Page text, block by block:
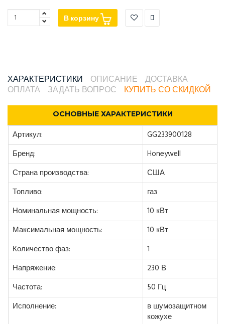
В корзину
ХАРАКТЕРИСТИКИ ОПИСАНИЕ
ДОСТАВКА
ОПЛАТА
ЗАДАТЬ ВОПРОС КУПИТЬ СО СКИДКОЙ
ОСНОВНЫЕ ХАРАКТЕРИСТИКИ
Артикул:
GG233900128
Бренд:
Honeywell
Страна производства:
США
Топливо:
газ
Номинальная мощность:
10 кВт
Максимальная мощность:
10 кВт
Количество фаз:
1
Напряжение:
230 В
Частота:
50 Гц
Исполнение:
в шумозащитном
кожухе